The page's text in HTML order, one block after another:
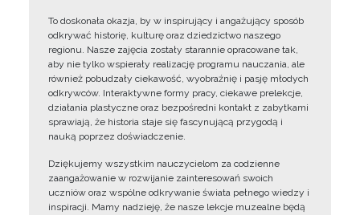
To doskonała okazja, by w inspirujący i angażujący sposób
odkrywać historię, kulturę oraz dziedzictwo naszego
regionu. Nasze zajęcia zostały starannie opracowane tak,
aby nie tylko wspierały realizację programu nauczania, ale
również pobudzały ciekawość, wyobraźnię i pasję młodych
odkrywców. Interaktywne formy pracy, ciekawe prelekcje,
działania plastyczne oraz bezpośredni kontakt z zabytkami
sprawiają, że historia staje się fascynującą przygodą i
nauką poprzez doświadczenie.
Dziękujemy wszystkim nauczycielom za codzienne
zaangażowanie w rozwijanie zainteresowań swoich
uczniów oraz wspólne odkrywanie świata pełnego wiedzy i
inspiracji. Mamy nadzieję, że nasze lekcje muzealne będą